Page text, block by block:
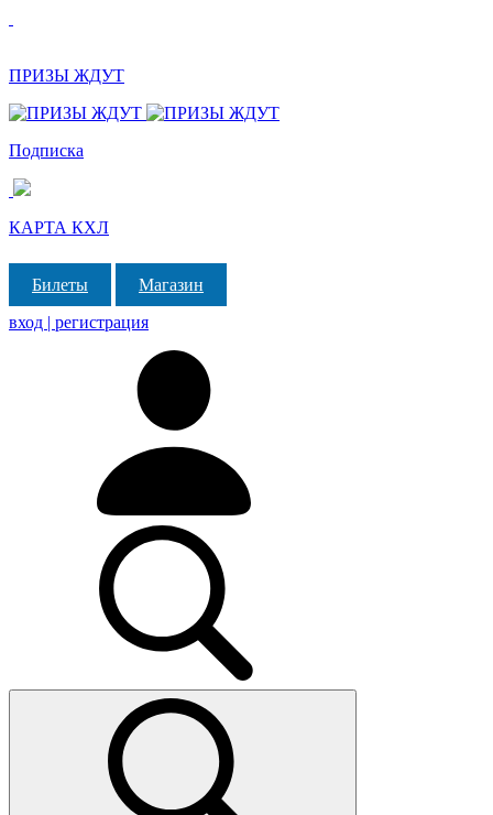
ПРИЗЫ ЖДУТ
Подписка
КАРТА КХЛ
Билеты
Магазин
вход | регистрация